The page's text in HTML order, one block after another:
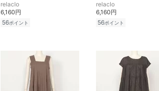
relaclo
6,160円
56ポイント
relaclo
6,160円
56ポイント